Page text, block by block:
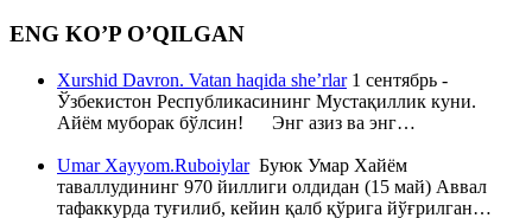
ENG KO’P O’QILGAN
Xurshid Davron. Vatan haqida she’rlar1 сентябрь -
Ўзбекистон Республикасининг Мустақиллик куни.
Айём муборак бўлсин! Энг азиз ва энг…
Umar Xayyom.RuboiylarБуюк Умар Хайём
таваллудининг 970 йиллиги олдидан (15 май) Аввал
тафаккурда туғилиб, кейин қалб қўрига йўғрилган…